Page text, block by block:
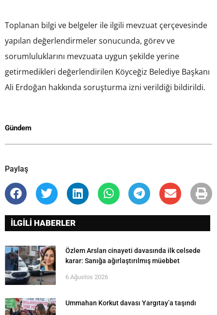
Toplanan bilgi ve belgeler ile ilgili mevzuat çerçevesinde
yapılan değerlendirmeler sonucunda, görev ve
sorumluluklarını mevzuata uygun şekilde yerine
getirmedikleri değerlendirilen Köyceğiz Belediye Başkanı
Ali Erdoğan hakkında soruşturma izni verildiği bildirildi.
Gündem
Paylaş
İLGİLİ HABERLER
Özlem Arslan cinayeti davasında ilk celsede
karar: Sanığa ağırlaştırılmış müebbet
6 Ağustos 2026
Ummahan Korkut davası Yargıtay’a taşındı